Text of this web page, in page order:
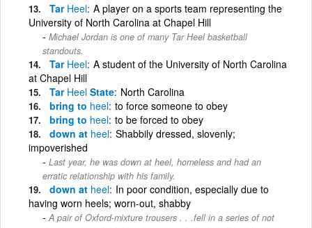
Tar Heel A player on a sports team representing the
University of North Carolina at Chapel Hill
Michael Jordan is one of many Tar Heel basketball
standouts.
Tar Heel A student of the University of North Carolina
at Chapel Hill
Tar Heel State North Carolina
bring to heel to force someone to obey
bring to heel to be forced to obey
down at heel Shabbily dressed, slovenly;
impoverished
Last year, he was down at heel, homeless and had an
erratic relationship with his family.
down at heel In poor condition, especially due to
having worn heels; worn-out, shabby
A pair of Oxford-mixture trousers . . .fell in a series of not